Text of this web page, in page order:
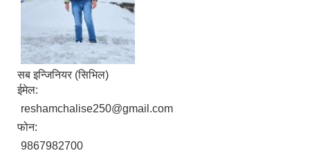
सब इन्जिनियर (सिभिल)
ईमेल:
reshamchalise250@gmail.com
फोन:
9867982700